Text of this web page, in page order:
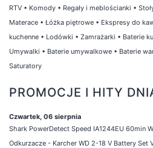
RTV • Komody • Regały i meblościanki •
Materace • Łóżka piętrowe • Ekspresy do
kuchenne • Lodówki • Zamrażarki • Baterie
Umywalki • Baterie umywalkowe • Baterie
Saturatory
PROMOCJE I HITY
Czwartek, 06 sierpnia
Shark PowerDetect Speed IA1244EU 60min
Odkurzacze - Karcher WD 2-18 V Battery Set